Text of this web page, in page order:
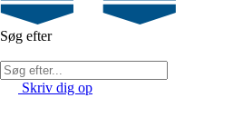
Søg efter
Skriv dig op